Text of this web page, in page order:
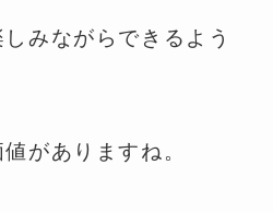
みながらできるよう
がありますね。